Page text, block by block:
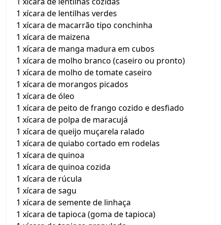
1 xícara de lentilhas verdes
1 xícara de macarrão tipo conchinha
1 xícara de maizena
1 xícara de manga madura em cubos
1 xícara de molho branco (caseiro ou pronto)
1 xícara de molho de tomate caseiro
1 xícara de morangos picados
1 xícara de óleo
1 xícara de peito de frango cozido e desfiado
1 xícara de polpa de maracujá
1 xícara de queijo muçarela ralado
1 xícara de quiabo cortado em rodelas
1 xícara de quinoa
1 xícara de quinoa cozida
1 xícara de rúcula
1 xícara de sagu
1 xícara de semente de linhaça
1 xícara de tapioca (goma de tapioca)